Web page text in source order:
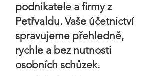
podnikatele a firmy z
Petřvaldu. Vaše účetnictví
spravujeme přehledně,
rychle a bez nutnosti
osobních schůzek.